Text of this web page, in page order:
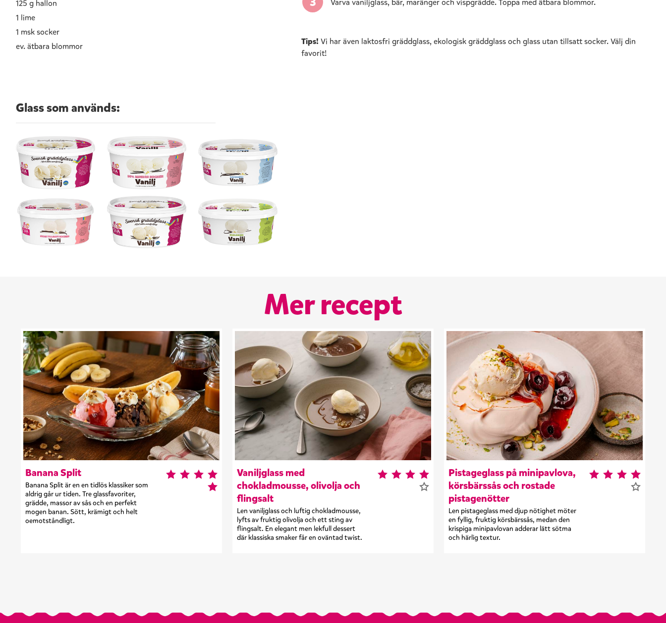
125 g hallon
1 lime
1 msk socker
ev. ätbara blommor
Glass som används:
Varva vaniljglass, bär, maränger och vispgrädde. Toppa med ätbara blommor.
Tips! Vi har även laktosfri gräddglass, ekologisk gräddglass och glass utan tillsatt socker. Välj din
favorit!
Mer recept
Banana Split
Banana Split är en en tidlös klassiker som
aldrig går ur tiden. Tre glassfavoriter,
grädde, massor av sås och en perfekt
mogen banan. Sött, krämigt och helt
oemotståndligt.
Vaniljglass med
chokladmousse, olivolja och
flingsalt
Len vaniljglass och luftig chokladmousse,
lyfts av fruktig olivolja och ett sting av
flingsalt. En elegant men lekfull dessert
där klassiska smaker får en oväntad twist.
Pistageglass på minipavlova,
körsbärssås och rostade
pistagenötter
Len pistageglass med djup nötighet möter
en fyllig, fruktig körsbärssås, medan den
krispiga minipavlovan adderar lätt sötma
och härlig textur.